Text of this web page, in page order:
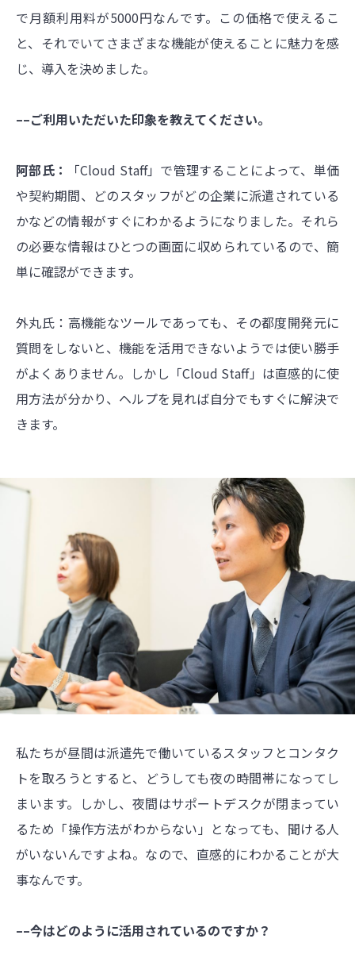
で月額利用料が5000円なんです。この価格で使えるこ
と、それでいてさまざまな機能が使えることに魅力を感
じ、導入を決めました。
––ご利用いただいた印象を教えてください。
阿部氏：
「Cloud Staff」で管理することによって、単価
や契約期間、どのスタッフがどの企業に派遣されている
かなどの情報がすぐにわかるようになりました。それら
の必要な情報はひとつの画面に収められているので、簡
単に確認ができます。
外丸氏：高機能なツールであっても、その都度開発元に
質問をしないと、機能を活用できないようでは使い勝手
がよくありません。しかし「Cloud Staff」は直感的に使
用方法が分かり、ヘルプを見れば自分でもすぐに解決で
きます。
私たちが昼間は派遣先で働いているスタッフとコンタク
トを取ろうとすると、どうしても夜の時間帯になってし
まいます。しかし、夜間はサポートデスクが閉まってい
るため「操作方法がわからない」となっても、聞ける人
がいないんですよね。なので、直感的にわかることが大
事なんです。
––今はどのように活用されているのですか？